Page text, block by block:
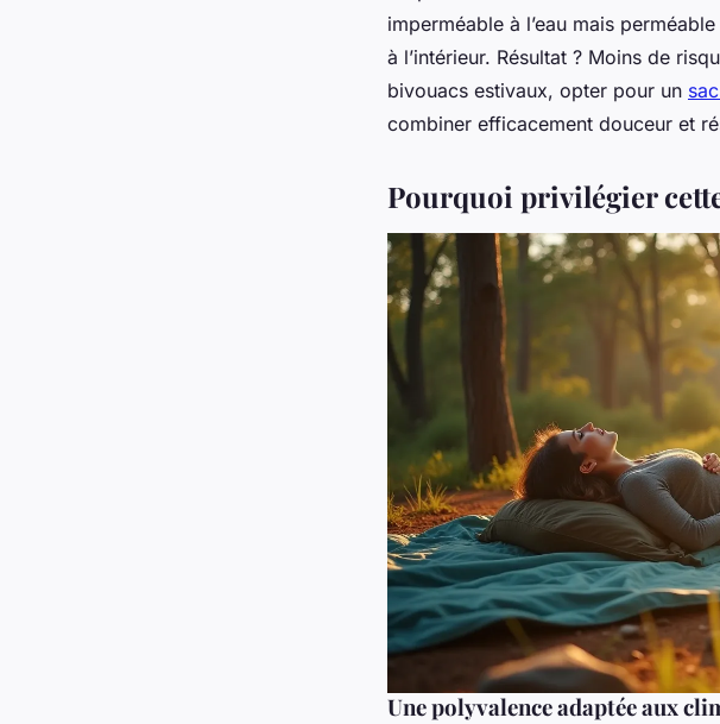
imperméable à l’eau mais
à l’intérieur. Résultat ? Moins de
bivouacs estivaux, opter pour un
combiner efficacement douceur et
Pourquoi privilégier
Une polyvalence adaptée aux